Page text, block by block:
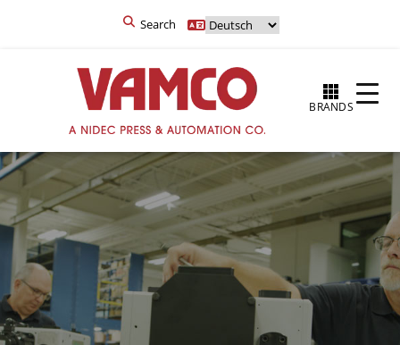
Search
BRANDS